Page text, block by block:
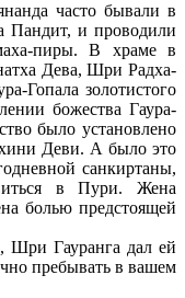
часто бывали в
Пандит, и проводили
пиры. В храме в
Дева, Шри Радха-
Гопала золотистого
божества Гаура-
было установлено
Деви. А было это
санкиртаны,
в Пури. Жена
болью предстоящей
Шри Гауранга дал ей
пребывать в вашем